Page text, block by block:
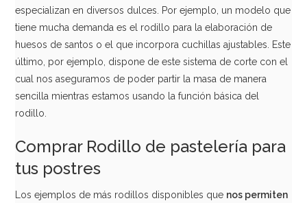
especializan en diversos dulces. Por ejemplo, un modelo que
tiene mucha demanda es el rodillo para la elaboración de
huesos de santos o el que incorpora cuchillas ajustables. Este
último, por ejemplo, dispone de este sistema de corte con el
cual nos aseguramos de poder partir la masa de manera
sencilla mientras estamos usando la función básica del
rodillo.
Comprar Rodillo de pastelería para
tus postres
Los ejemplos de más rodillos disponibles que nos permiten